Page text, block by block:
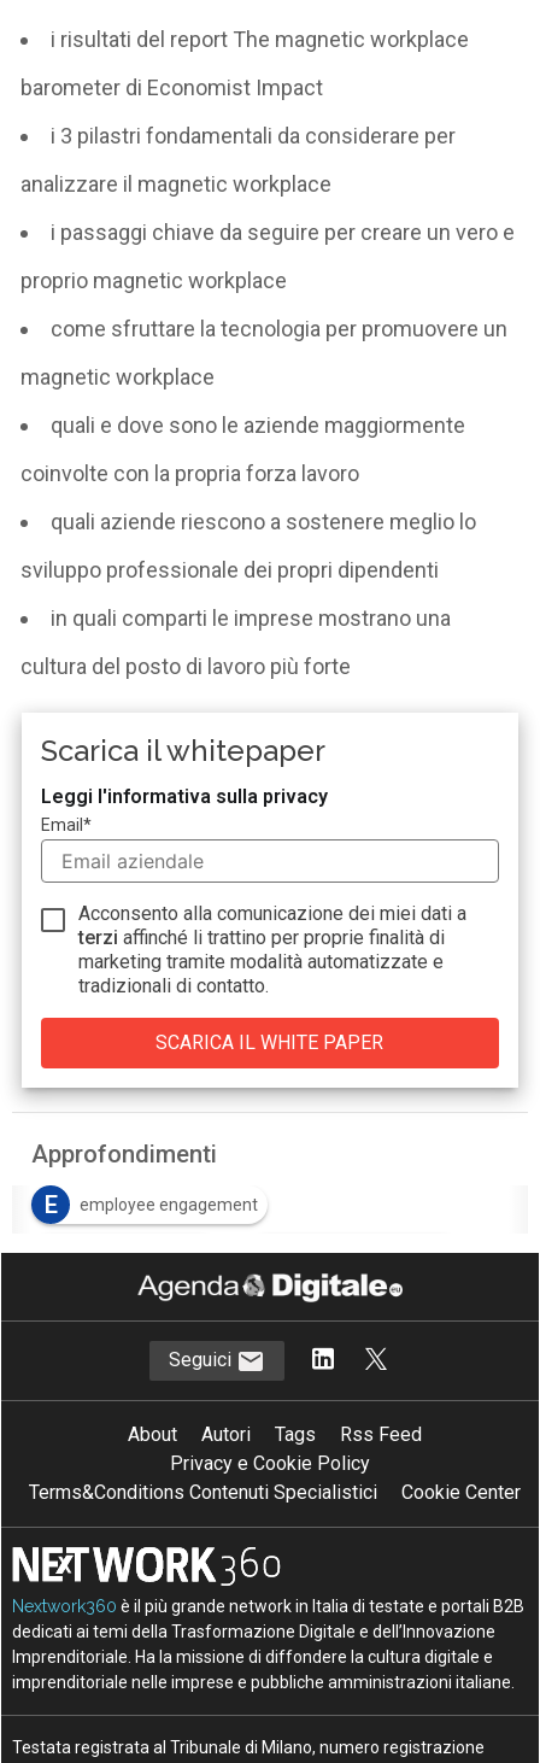
i risultati del report The magnetic workplace
barometer di Economist Impact
i 3 pilastri fondamentali da considerare per
analizzare il magnetic workplace
i passaggi chiave da seguire per creare un vero e
proprio magnetic workplace
come sfruttare la tecnologia per promuovere un
magnetic workplace
quali e dove sono le aziende maggiormente
coinvolte con la propria forza lavoro
quali aziende riescono a sostenere meglio lo
sviluppo professionale dei propri dipendenti
in quali comparti le imprese mostrano una
cultura del posto di lavoro più forte
Scarica il whitepaper
Leggi l'informativa sulla privacy
Email*
Acconsento alla comunicazione dei miei dati a
terzi affinché li trattino per proprie finalità di
marketing tramite modalità automatizzate e
tradizionali di contatto.
Approfondimenti
E
employee engagement
H HR management M magnetic workplace
Seguici
About Autori Tags
Rss Feed
Privacy e Cookie Policy
Terms&Conditions Contenuti Specialistici
Cookie Center
Nextwork360 è il più grande network in Italia di testate e portali B2B
dedicati ai temi della Trasformazione Digitale e dell’Innovazione
Imprenditoriale. Ha la missione di diffondere la cultura digitale e
imprenditoriale nelle imprese e pubbliche amministrazioni italiane.
Testata registrata al Tribunale di Milano, numero registrazione